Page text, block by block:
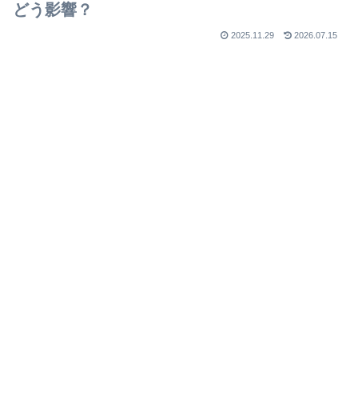
どう影響？
2025.11.29 2026.07.15